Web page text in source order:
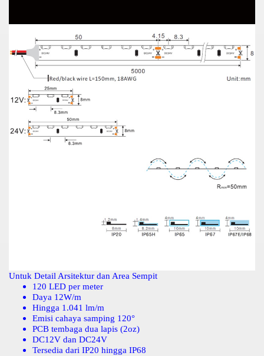
Untuk Detail Arsitektur dan Area Sempit
120 LED per meter
Daya 12W/m
Hingga 1.041 lm/m
Emisi cahaya samping 120°
PCB tembaga dua lapis (2oz)
DC12V dan DC24V
Tersedia dari IP20 hingga IP68